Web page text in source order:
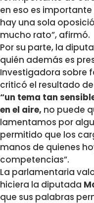
en eso es
hay una sola
mucho rato”, afirmó.
Por su parte, la
quién además es
Investigadora sobre
criticó el resultado
“un tema tan
en el aire, no puede
lamentamos por
permitido que los
manos de quienes
competencias”.
La parlamentaria
hiciera la diputada
que sus palabras